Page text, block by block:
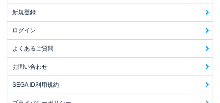
新規登録
ログイン
よくあるご質問
お問い合わせ
SEGA ID利用規約